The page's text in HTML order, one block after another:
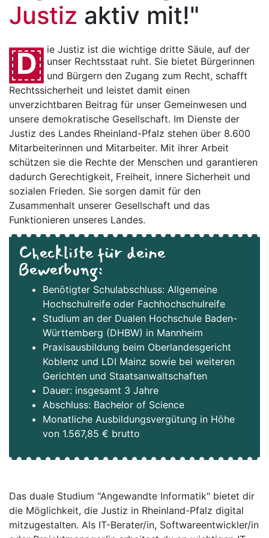
Justiz aktiv mit!"
D
ie Justiz ist die wichtige dritte Säule, auf der
unser Rechtsstaat ruht. Sie bietet Bürgerinnen
und Bürgern den Zugang zum Recht, schafft
Rechtssicherheit und leistet damit einen
unverzichtbaren Beitrag für unser Gemeinwesen und
unsere demokratische Gesellschaft. Im Dienste der
Justiz des Landes Rheinland-Pfalz stehen über 8.600
Mitarbeiterinnen und Mitarbeiter. Mit ihrer Arbeit
schützen sie die Rechte der Menschen und garantieren
dadurch Gerechtigkeit, Freiheit, innere Sicherheit und
sozialen Frieden. Sie sorgen damit für den
Zusammenhalt unserer Gesellschaft und das
Funktionieren unseres Landes.
Checkliste für deine
Bewerbung:
Benötigter Schulabschluss: Allgemeine
Hochschulreife oder Fachhochschulreife
Studium an der Dualen Hochschule Baden-
Württemberg (DHBW) in Mannheim
Praxisausbildung beim Oberlandesgericht
Koblenz und LDI Mainz sowie bei weiteren
Gerichten und Staatsanwaltschaften
Dauer: insgesamt 3 Jahre
Abschluss: Bachelor of Science
Monatliche Ausbildungsvergütung in Höhe
von 1.567,85 € brutto
Das duale Studium "Angewandte Informatik" bietet dir
die Möglichkeit, die Justiz in Rheinland-Pfalz digital
mitzugestalten. Als IT-Berater/in, Softwareentwickler/in